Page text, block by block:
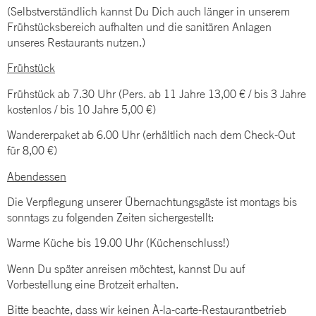
(Selbstverständlich kannst Du Dich auch länger in unserem
Frühstücksbereich aufhalten und die sanitären Anlagen
unseres Restaurants nutzen.)
Frühstück
Frühstück ab 7.30 Uhr (Pers. ab 11 Jahre 13,00 € / bis 3 Jahre
kostenlos / bis 10 Jahre 5,00 €)
Wandererpaket ab 6.00 Uhr (erhältlich nach dem Check-Out
für 8,00 €)
Abendessen
Die Verpflegung unserer Übernachtungsgäste ist montags bis
sonntags zu folgenden Zeiten sichergestellt:
Warme Küche bis 19.00 Uhr (Küchenschluss!)
Wenn Du später anreisen möchtest, kannst Du auf
Vorbestellung eine Brotzeit erhalten.
Bitte beachte, dass wir keinen À-la-carte-Restaurantbetrieb